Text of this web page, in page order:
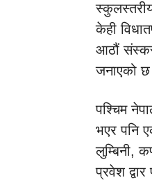
केही
आठौं
जनाएको
पश्चिम
भएर पनि
लुम्बिनी,
प्रवेश